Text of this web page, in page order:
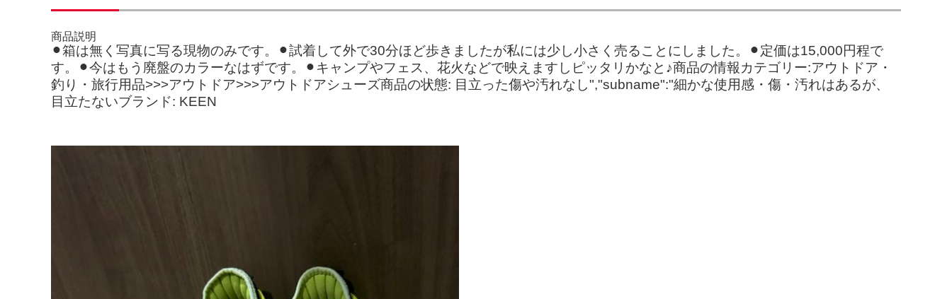
商品説明
⚫︎箱は無く写真に写る現物のみです。⚫︎試着して外で30分ほど歩きましたが私には少し小さく売ることにしました。⚫︎定価は15,000円程で
す。⚫︎今はもう廃盤のカラーなはずです。⚫︎キャンプやフェス、花火などで映えますしピッタリかなと♪商品の情報カテゴリー:アウトドア・
釣り・旅行用品>>>アウトドア>>>アウトドアシューズ商品の状態: 目立った傷や汚れなし","subname":"細かな使用感・傷・汚れはあるが、
目立たないブランド: KEEN